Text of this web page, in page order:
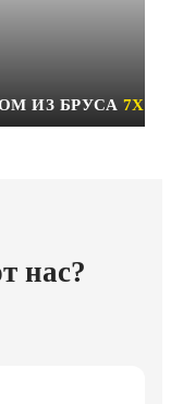
ИЗ БРУСА 7Х9
нас?